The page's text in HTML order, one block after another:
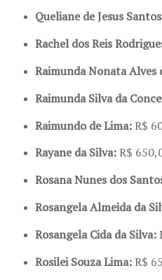
Queliane de Jesus
Rachel dos Reis
Raimunda Nonata Alves
Raimunda Silva da
Raimundo de Lima:R$
Rayane da Silva:R$
Rosana Nunes dos
Rosangela Almeida da
Rosangela Cida da Silva:
Rosilei Souza Lima:R$